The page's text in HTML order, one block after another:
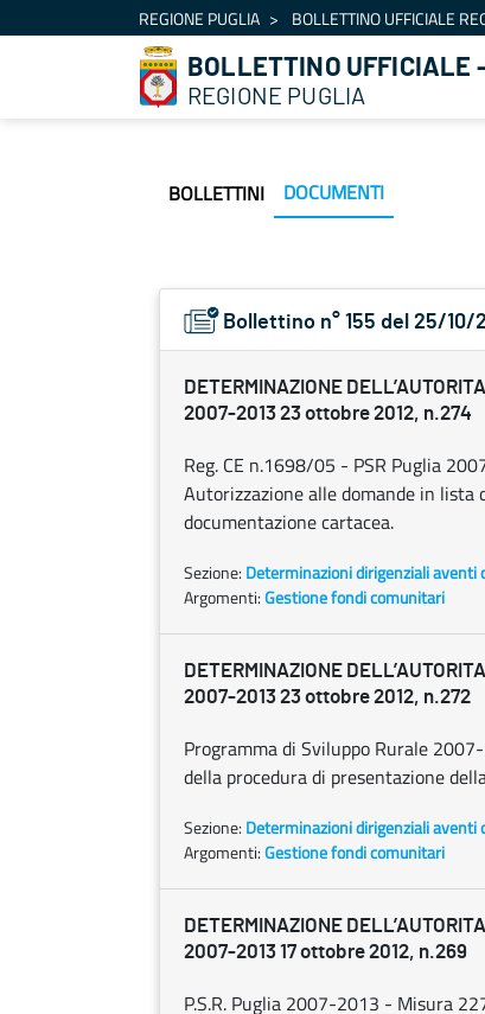
Skip to ContentREGIONE PUGLIA BOLLETTINO UFFICIALE
BOLLETTINO UFFICIALE
REGIONE PUGLIA
BOLLETTINI DOCUMENTI
Bollettino n° 155 del 25/10/
DETERMINAZIONE
2007-2013 23 ottobre 2012, n.274
Reg. CE n.1698/05 - PSR Puglia
Autorizzazione alle domande in lista
documentazione cartacea.
Sezione: Determinazioni dirigenziali
Argomenti:Gestione fondi comunitari
DETERMINAZIONE
2007-2013 23 ottobre 2012, n.272
Programma di Sviluppo Rurale
della procedura di presentazione
Sezione: Determinazioni dirigenziali
Argomenti:Gestione fondi comunitari
DETERMINAZIONE
2007-2013 17 ottobre 2012, n.269
P.S.R. Puglia 2007-2013 - Misura